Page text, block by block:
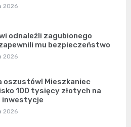
2026
odnaleźli zagubionego
mu bezpieczeństwo
2026
oszustów! Mieszkaniec
100 tysięcy złotych na
inwestycje
2026